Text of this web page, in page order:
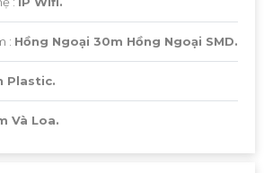
: Hồng Ngoại 30m Hồng Ngoại SMD.
Plastic.
Và Loa.